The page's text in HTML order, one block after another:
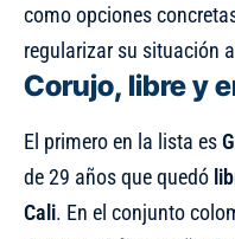
como opciones
regularizar su situación
Corujo, libre y
El primero en la lista es
de 29 años que quedó
Cali. En el conjunto